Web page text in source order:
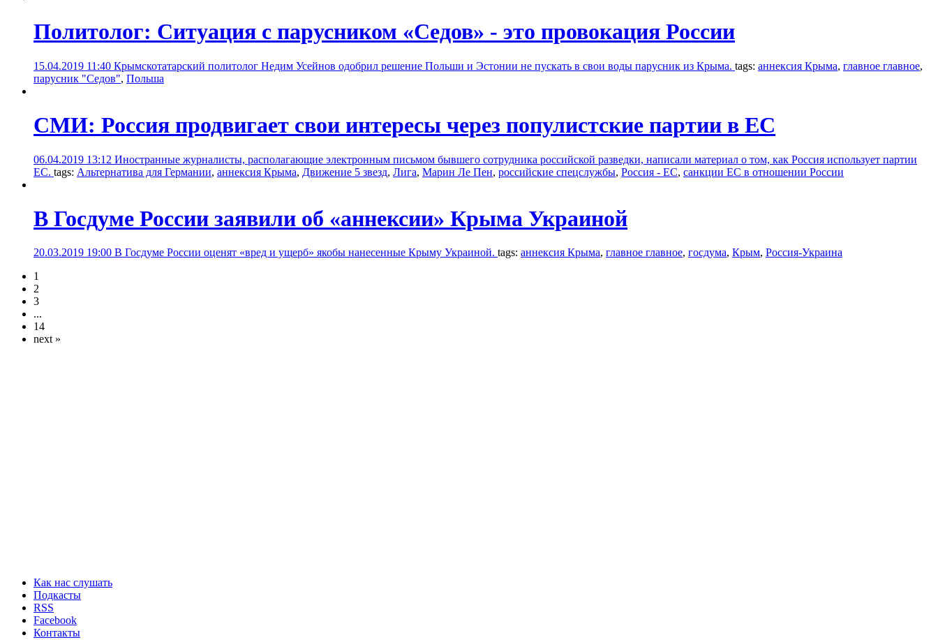
Политолог: Cитуация с парусником «Седов» - это провокация России
15.04.2019 11:40 Крымскотатарский политолог Недим Усейнов одобрил решение Польши и Эстонии не пускать в свои воды парусник из Крыма. tags: аннексия Крыма, главное главное,
парусник "Седов", Польша
СМИ: Россия продвигает свои интересы через популистские партии в ЕС
06.04.2019 13:12 Иностранные журналисты, располагающие электронным письмом бывшего сотрудника российской разведки, написали материал о том, как Россия использует партии
ЕС. tags: Альтернатива для Германии, аннексия Крыма, Движение 5 звезд, Лига, Марин Ле Пен, российские спецслужбы, Россия - ЕС, санкции ЕС в отношении России
В Госдуме России заявили об «аннексии» Крыма Украиной
20.03.2019 19:00 В Госдуме России оценят «вред и ущерб» якобы нанесенные Крыму Украиной. tags: аннексия Крыма, главное главное, госдума, Крым, Россия-Украина
1
2
3
...
14
next »
Как нас слушать
Подкасты
RSS
Facebook
Контакты